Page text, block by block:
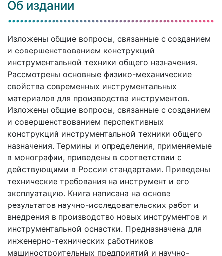
Об издании
Изложены общие вопросы, связанные с созданием
и совершенствованием конструкций
инструментальной техники общего назначения.
Рассмотрены основные физико-механические
свойства современных инструментальных
материалов для производства инструментов.
Изложены общие вопросы, связанные с созданием
и совершенствованием перспективных
конструкций инструментальной техники общего
назначения. Термины и определения, применяемые
в монографии, приведены в соответствии с
действующими в России стандартами. Приведены
технические требования на инструмент и его
эксплуатацию. Книга написана на основе
результатов научно-исследовательских работ и
внедрения в производство новых инструментов и
инструментальной оснастки. Предназначена для
инженерно-технических работников
машиностроительных предприятий и научно-